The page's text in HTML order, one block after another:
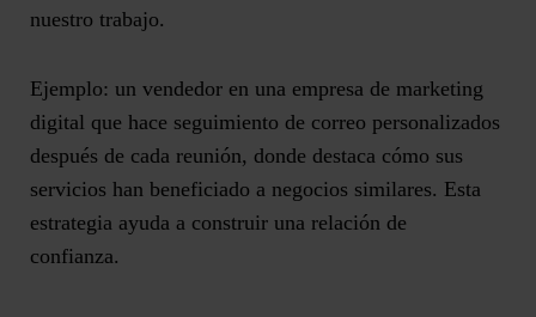
nuestro trabajo.
Ejemplo: un vendedor en una empresa de marketing
digital que hace seguimiento de correo personalizados
después de cada reunión, donde destaca cómo sus
servicios han beneficiado a negocios similares. Esta
estrategia ayuda a construir una relación de
confianza.